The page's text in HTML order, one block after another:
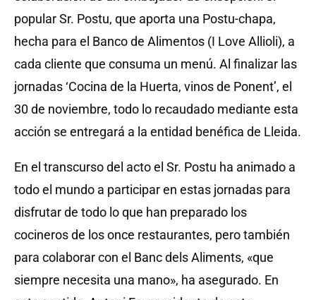
popular Sr. Postu, que aporta una Postu-chapa,
hecha para el Banco de Alimentos (I Love Allioli), a
cada cliente que consuma un menú. Al finalizar las
jornadas ‘Cocina de la Huerta, vinos de Ponent’, el
30 de noviembre, todo lo recaudado mediante esta
acción se entregará a la entidad benéfica de Lleida.
En el transcurso del acto el Sr. Postu ha animado a
todo el mundo a participar en estas jornadas para
disfrutar de todo lo que han preparado los
cocineros de los once restaurantes, pero también
para colaborar con el Banc dels Aliments, «que
siempre necesita una mano», ha asegurado. En